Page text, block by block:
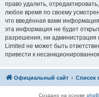
право удалить,
любое время по своему
что введённая вами
эта информация не будет
разрешения, ни администрация
Limited не может быть
привести к
Официальный сайт Список
Создано на основе